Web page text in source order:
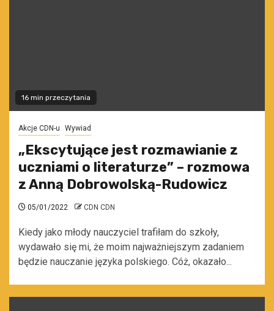
16 min przeczytania
Akcje CDN-u Wywiad
„Ekscytujące jest rozmawianie z
uczniami o literaturze” – rozmowa
z Anną Dobrowolską-Rudowicz
05/01/2022 CDN CDN
Kiedy jako młody nauczyciel trafiłam do szkoły,
wydawało się mi, że moim najważniejszym zadaniem
będzie nauczanie języka polskiego. Cóż, okazało...